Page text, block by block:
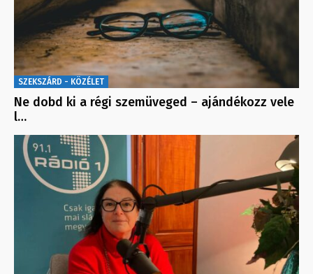
SZEKSZÁRD - KÖZÉLET
Ne dobd ki a régi szemüveged – ajándékozz vele
l…